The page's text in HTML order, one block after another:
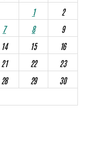
1
2
7 8
9
14 15
16
21 22
23
28 29
30